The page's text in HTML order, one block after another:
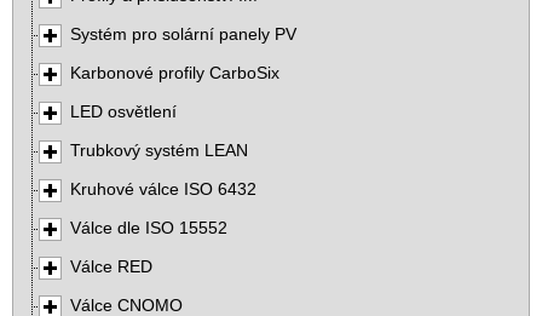
Systém pro solární panely PV
Karbonové profily CarboSix
LED osvětlení
Trubkový systém LEAN
Kruhové válce ISO 6432
Válce dle ISO 15552
Válce RED
Válce CNOMO